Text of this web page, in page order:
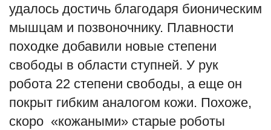
удалось достичь благодаря бионическим
мышцам и позвоночнику. Плавности
походке добавили новые степени
свободы в области ступней. У рук
робота 22 степени свободы, а еще он
покрыт гибким аналогом кожи. Похоже,
скоро «кожаными» старые роботы